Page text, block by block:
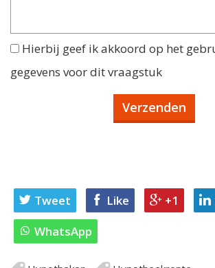
Hierbij geef ik akkoord op het
gegevens voor dit vraagstuk
Tweet Like +1
WhatsApp